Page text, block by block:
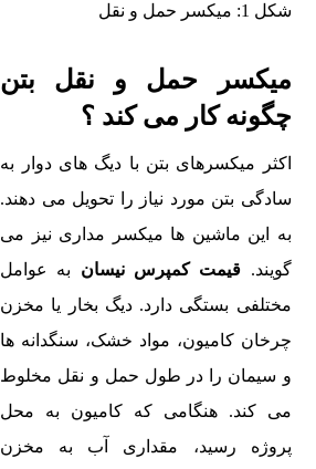
شکل 1: میکسر حمل و نقل
میکسر حمل و نقل بتن
چگونه کار می کند ؟
اکثر میکسرهای بتن با دیگ های دوار به
سادگی بتن مورد نیاز را تحویل می دهند.
به این ماشین ها میکسر مداری نیز می
گویند. قیمت کمپرس نیسان به عوامل
مختلفی بستگی دارد. دیگ بخار یا مخزن
چرخان کامیون، مواد خشک، سنگدانه ها
و سیمان را در طول حمل و نقل مخلوط
می کند. هنگامی که کامیون به محل
پروژه رسید، مقداری آب به مخزن